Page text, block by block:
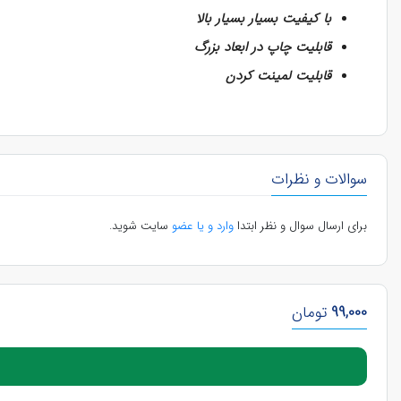
با کیفیت بسیار بسیار بالا
قابلیت چاپ در ابعاد بزرگ
قابلیت لمینت کردن
سوالات و نظرات
برای ارسال سوال و نظر ابتداوارد و یا عضو سایت شوید.
99,000 تومان